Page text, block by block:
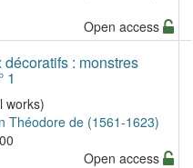
Open access
: monstres
1
works)
Théodore de (1561-1623)
Open access